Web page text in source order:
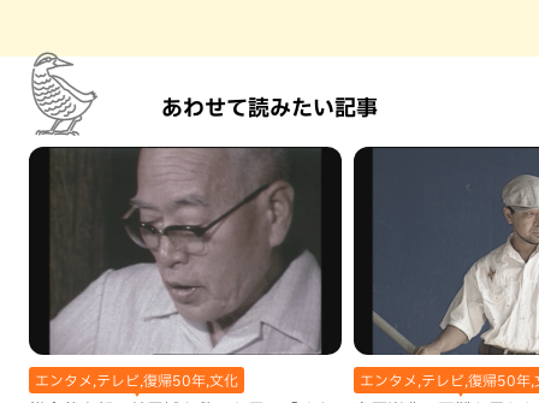
あわせて読みたい記事
エンタメ,テレビ,復帰50年,文化 エンタメ,テレビ,復帰50年,